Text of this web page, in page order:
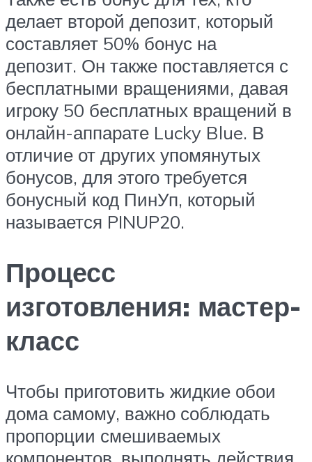
делает второй депозит, который
составляет 50% бонус на
депозит. Он также поставляется с
бесплатными вращениями, давая
игроку 50 бесплатных вращений в
онлайн-аппарате Lucky Blue. В
отличие от других упомянутых
бонусов, для этого требуется
бонусный код ПинУп, который
называется PINUP20.
Процесс
изготовления: мастер-
класс
Чтобы приготовить жидкие обои
дома самому, важно соблюдать
пропорции смешиваемых